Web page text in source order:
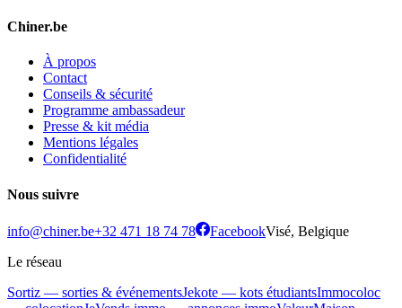
Chiner.be
À propos
Contact
Conseils & sécurité
Programme ambassadeur
Presse & kit média
Mentions légales
Confidentialité
Nous suivre
info@chiner.be+32 471 18 74 78 FacebookVisé, Belgique
Le réseau
Sortiz — sorties & événementsJekote — kots étudiantsImmocoloc